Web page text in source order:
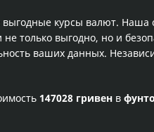
курсы валют. Наша
только выгодно, но и
ваших данных.
147028 гривен в